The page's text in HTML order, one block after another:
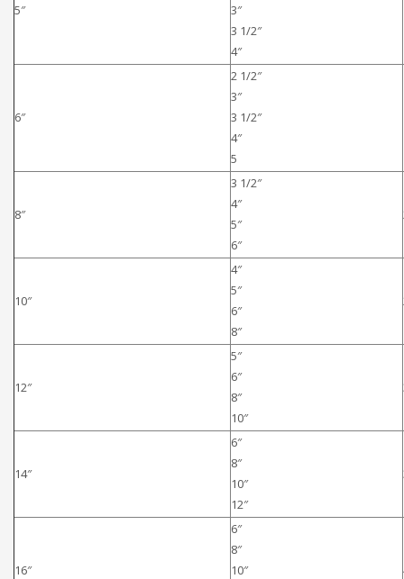
5″
3″
3 1/2″
4″
6″
2 1/2″
3″
3 1/2″
4″
5
8″
3 1/2″
4″
5″
6″
10″
4″
5″
6″
8″
12″
5″
6″
8″
10″
14″
6″
8″
10″
12″
16″
6″
8″
10″